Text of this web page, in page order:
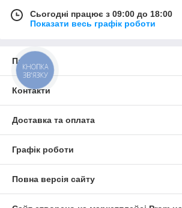
Сьогодні працює з 09:00 до 18:00
Показати весь графік роботи
Про нас
Контакти
Доставка та оплата
Графік роботи
Повна версія сайту
КНОПКА
ЗВ'ЯЗКУ